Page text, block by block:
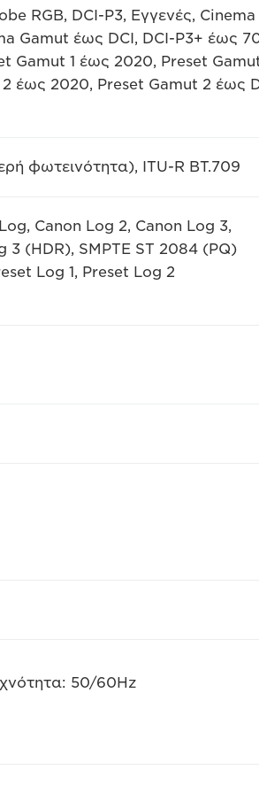
RGB, DCI-P3, Εγγενές, Cinema
Gamut έως DCI, DCI-P3+ έως
Gamut 1 έως 2020, Preset
έως 2020, Preset Gamut 2 έως
φωτεινότητα), ITU-R BT.709
Canon Log 2, Canon Log 3,
3 (HDR), SMPTE ST 2084 (PQ)
Log 1, Preset Log 2
50/60Hz